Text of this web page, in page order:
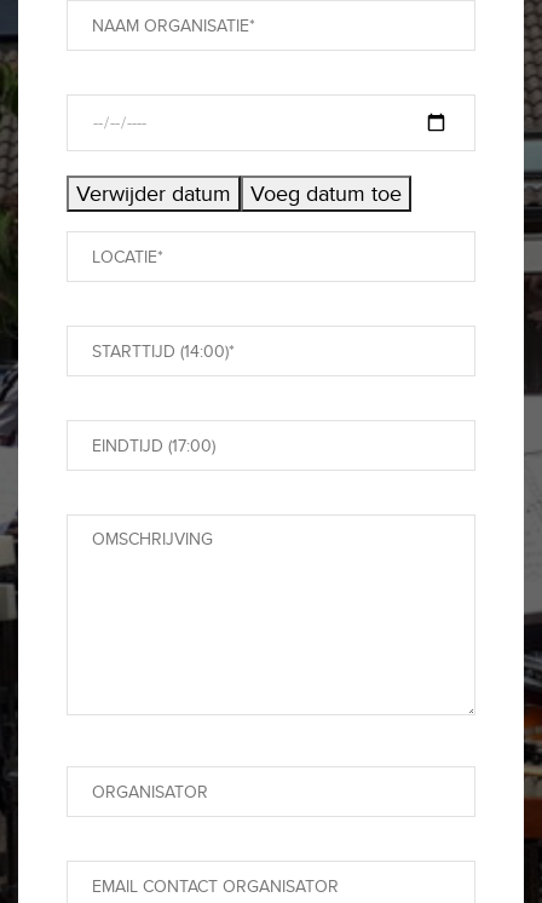
Verwijder datum Voeg datum toe